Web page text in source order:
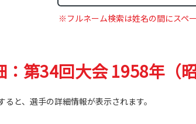
※フルネーム検索は姓名の間にスペ
：第34回大会 1958年（
ると、選手の詳細情報が表示されます。